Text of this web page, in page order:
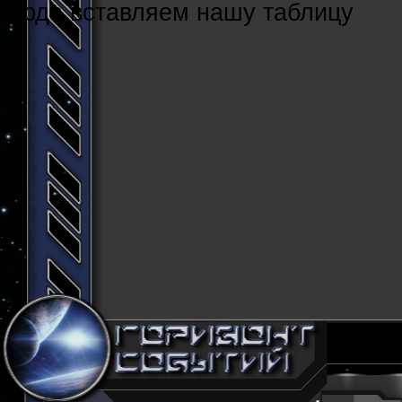
Cюда вставляем нашу таблицу